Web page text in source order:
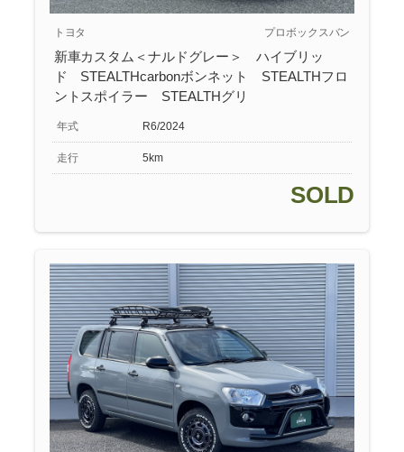
トヨタ プロボックスバン
新車カスタム＜ナルドグレー＞ ハイブリッ
ド STEALTHcarbonボンネット STEALTHフロ
ントスポイラー STEALTHグリ
年式 R6/2024
走行 5km
SOLD